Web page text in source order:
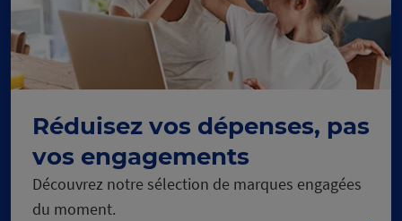
Réduisez vos dépenses, pas
vos engagements
Découvrez notre sélection de marques engagées
du moment.